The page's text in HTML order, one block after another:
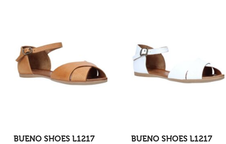
BUENO SHOES L1217 BUENO SHOES L1217